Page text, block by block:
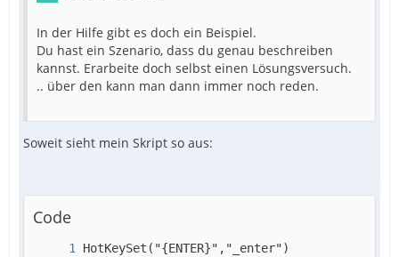
In der Hilfe gibt es doch ein Beispiel.
Du hast ein Szenario, dass du genau beschreiben
kannst. Erarbeite doch selbst einen Lösungsversuch.
.. über den kann man dann immer noch reden.
Soweit sieht mein Skript so aus:
Code